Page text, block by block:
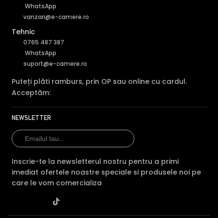
WhatsApp
vanzari@e-camere.ro
Tehnic
0765 487 387
WhatsApp
suport@e-camere.ro
Puteți plăti ramburs, prin OP sau online cu cardul.
Acceptăm:
NEWSLETTER
Inscrie-te la newsletterul nostru pentru a primi
imediat ofertele noastre speciale si produsele noi pe
care le vom comercializa